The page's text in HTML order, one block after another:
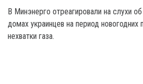
В Минэнерго отреагировали на слухи
домах украинцев на период новогодних
нехватки газа.